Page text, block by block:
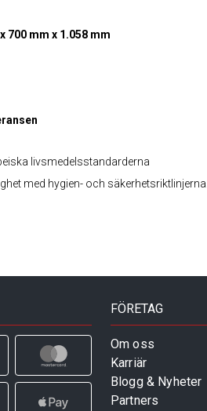
700 mm x 1.058 mm
livsmedelsstandarderna
med hygien- och säkerhetsriktlinjerna.
FÖRETAG
Om oss
Karriär
Blogg & Nyheter
Partners